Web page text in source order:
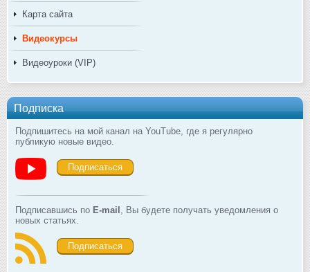
Карта сайта
Видеокурсы
Видеоуроки (VIP)
Подписка
Подпишитесь на мой канал на YouTube, где я регулярно
публикую новые видео.
Подписаться
Подписавшись по E-mail , Вы будете получать уведомления о
новых статьях.
Подписаться